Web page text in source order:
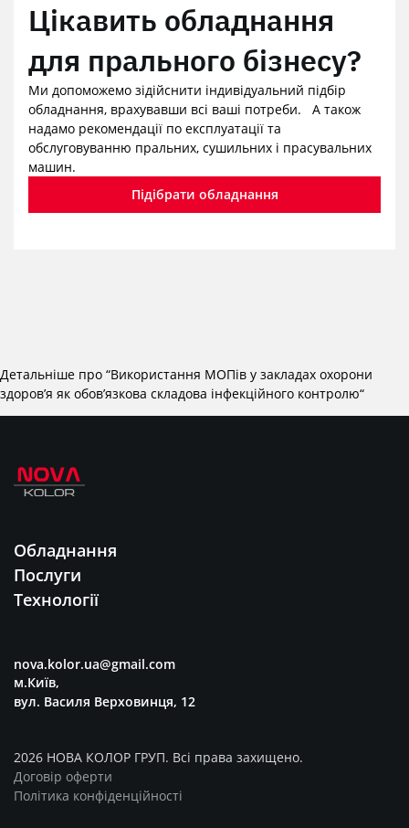
Цікавить обладнання
для прального бізнесу?
Ми допоможемо зідійснити індивідуальний підбір
обладнання, врахувавши всі ваші потреби. А також
надамо рекомендації по експлуатації та
обслуговуванню пральних, сушильних і прасувальних
машин.
Підібрати обладнання
Детальніше про “Використання МОПів у закладах охорони
здоров’я як обов’язкова складова інфекційного контролю“
Обладнання
Послуги
Технології
nova.kolor.ua@gmail.com
м.Київ,
вул. Василя Верховинця, 12
2026 НОВА КОЛОР ГРУП. Всі права захищено.
Договір оферти
Політика конфіденційності